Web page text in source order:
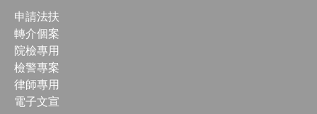
申請法扶
轉介個案
院檢專用
檢警專案
律師專用
電子文宣